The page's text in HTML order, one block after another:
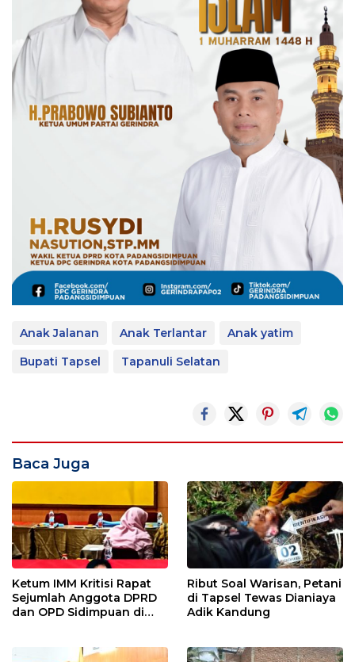
Anak Jalanan Anak Terlantar
Anak yatim
Bupati Tapsel
Tapanuli Selatan
Baca Juga
Ketum IMM Kritisi Rapat
Sejumlah Anggota DPRD
dan OPD Sidimpuan di
Ribut Soal Warisan, Petani
di Tapsel Tewas Dianiaya
Adik Kandung